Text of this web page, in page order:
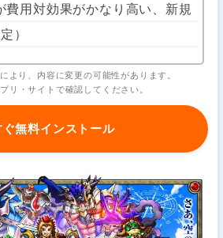
費用対効果がかなり高い、新規
）
より、内容に変更の可能性があります。
リ・サイトで確認してください。
ぐ無料インストール